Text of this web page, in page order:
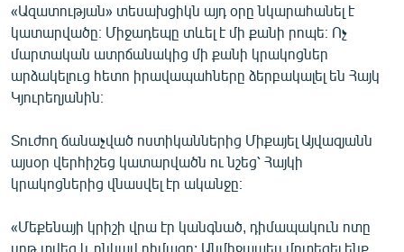
«Ազատության» տեսախցիկն այդ օրը նկարահանել է
կատարվածը։ Միջադեպը տևել է մի քանի րոպե։ Ոչ
մարտական ատրճանակից մի քանի կրակոցներ
արձակելուց հետո իրավապահները ձերբակալել են Հայկ
Կյուրեղյանին։
Տուժող ճանաչված ոստիկաններից Միքայել Այվազյանն
այսօր վերհիշեց կատարվածն ու նշեց՝ Հայկի
կրակոցներից վնասվել էր ականջը։
«Մեքենայի կրիշի վրա էր կանգնած, դիմապակուն ոտը
սոթ տվեց և ընկավ դիմացը: Անմիջապես մոտեցել ենք